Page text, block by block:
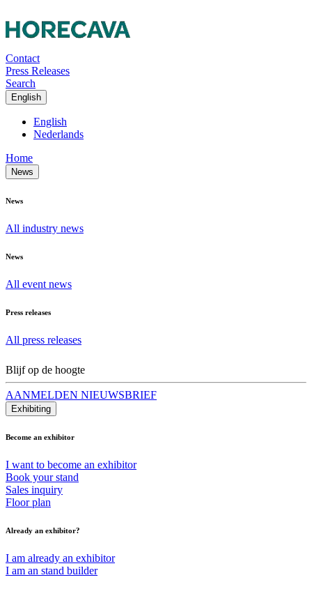
Contact
Press Releases
Search
English
English
Nederlands
Home
News
News
All industry news
News
All event news
Press releases
All press releases
Blijf op de hoogte
AANMELDEN NIEUWSBRIEF
Exhibiting
Become an exhibitor
I want to become an exhibitor
Book your stand
Sales inquiry
Floor plan
Already an exhibitor?
I am already an exhibitor
I am an stand builder